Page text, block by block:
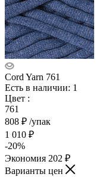
Cord Yarn 761
Есть в наличии: 1
Цвет :
761
808 ₽ /упак
1 010 ₽
-20%
Экономия 202 ₽
Варианты цен